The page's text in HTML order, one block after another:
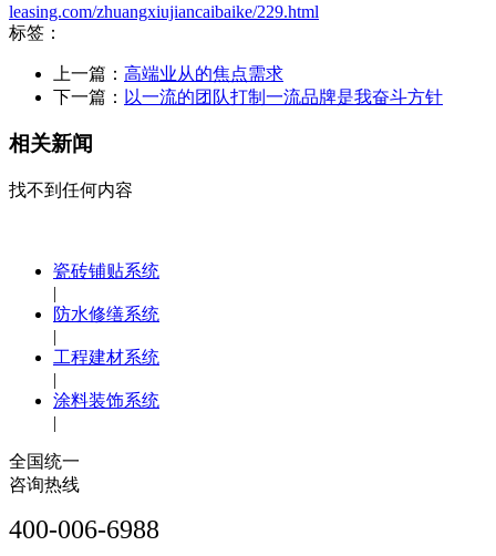
leasing.com/zhuangxiujiancaibaike/229.html
标签：
上一篇： 高端业从的焦点需求
下一篇： 以一流的团队打制一流品牌是我奋斗方针
相关新闻
找不到任何内容
瓷砖铺贴系统
|
防水修缮系统
|
工程建材系统
|
涂料装饰系统
|
全国统一
咨询热线
400-006-6988